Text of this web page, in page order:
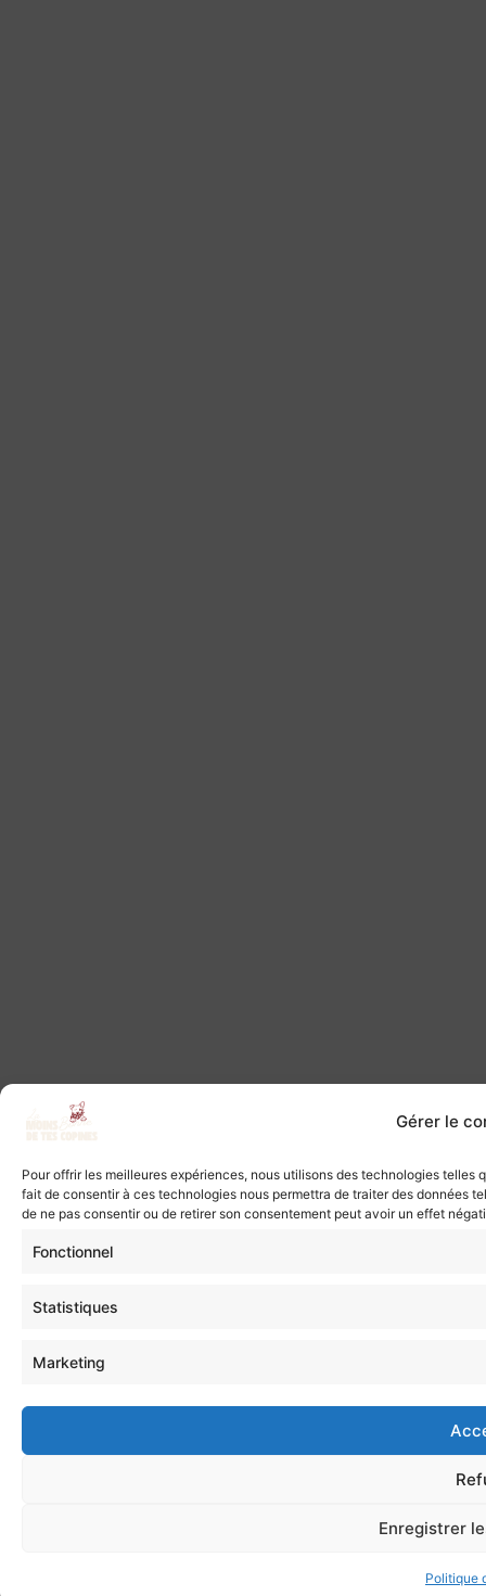
Gérer le
Pour offrir les meilleures expériences, nous utilisons des technologies
fait de consentir à ces technologies nous permettra de traiter des données
de ne pas consentir ou de retirer son consentement peut avoir un effet
Fonctionnel
Statistiques
Marketing
Enregistrer
Politique